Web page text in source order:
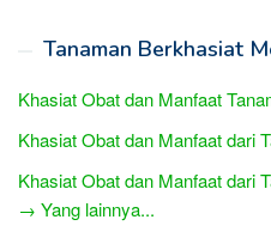
Tanaman Berkhasiat
Khasiat Obat dan Manfaat
Khasiat Obat dan Manfaat dari
Khasiat Obat dan Manfaat dari
→ Yang lainnya...